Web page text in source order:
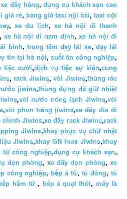
xe đẩy hàng,dụng cụ khách sạn cao
giá rẻ, bảng giá taxi nội bài, taxi nội
,xe du lịch, xe hà nội đi thanh
, xe hà nội đi nam định,xe hà nội đi
bình, trung tâm dạy lái xe, dạy lái
tín tại hà nội,suất ăn công nghiệp,
tiệc cưới,dịch vụ tiệc sự kiện,cung
, rack Jiwins, vòi Jiwins,thùng rác
jiwins,thùng đựng đá giữ nhiệt
,vòi nước nóng lạnh Jiwins,vòi
,vòi phun tráng jiwins,xe đẩy đĩa di
chỉnh Jiwins,xe đẩy rack Jiwins,rack
Jiwins,khay phục vụ chữ nhật
Jiwins,khay GN Inox Jiwins,khay
từ công nghiệp,dụng cụ khách sạn,
dọn phòng, xe đẩy dọn phòng,xe
công nghiệp,bếp á từ,tủ đông,tủ
hầm từ , bếp á quạt thổi, máy là